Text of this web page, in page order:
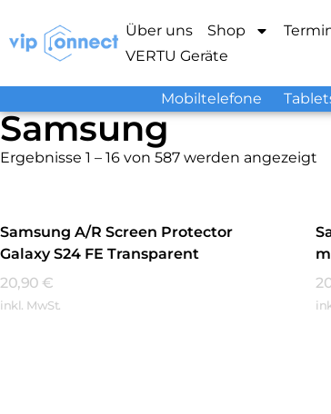
Über uns Shop
VERTU Geräte
Mobiltelefone
Samsung
Ergebnisse 1 – 16 von 587 werden angezeigt
Samsung A/R Screen Protector
Galaxy S24 FE Transparent
20,90 €
inkl. MwSt.